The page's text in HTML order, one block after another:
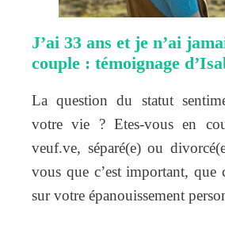
J’ai 33 ans et je n’ai
couple : témoignage
La question du statut
votre vie ? Etes-vous en
veuf.ve, séparé(e) ou
vous que c’est important, que
sur votre épanouissement